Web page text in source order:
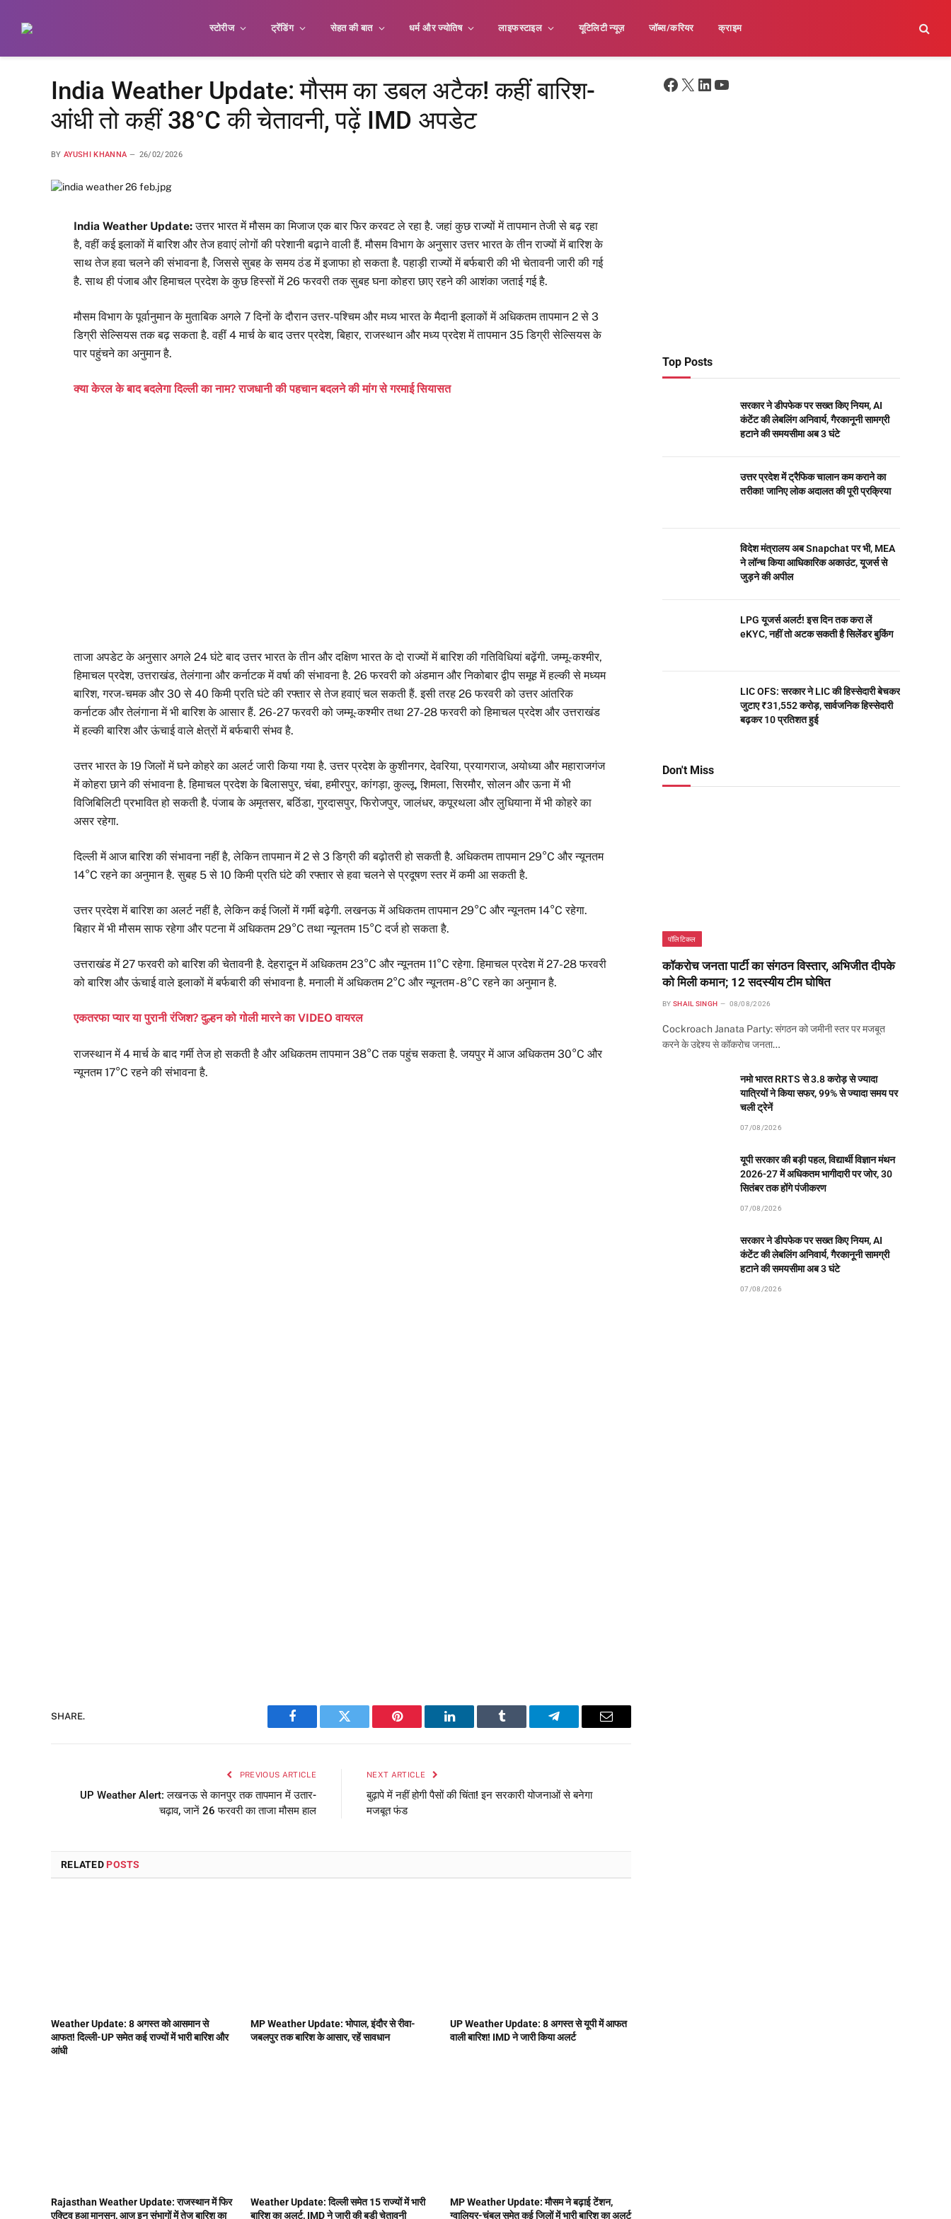
स्टोरीज ट्रेंडिंग सेहत की बात धर्म और ज्योतिष लाइफस्टाइल यूटिलिटी न्यूज़ जॉब्स/करियर क्राइम
India Weather Update: मौसम का डबल अटैक! कहीं बारिश-
आंधी तो कहीं 38°C की चेतावनी, पढ़ें IMD अपडेट
BY AYUSHI KHANNA 26/02/2026
India Weather Update:उत्तर भारत में मौसम का मिजाज एक बार फिर करवट ले रहा है. जहां कुछ राज्यों में तापमान तेजी से बढ़ रहा
है, वहीं कई इलाकों में बारिश और तेज हवाएं लोगों की परेशानी बढ़ाने वाली हैं. मौसम विभाग के अनुसार उत्तर भारत के तीन राज्यों में बारिश के
साथ तेज हवा चलने की संभावना है, जिससे सुबह के समय ठंड में इजाफा हो सकता है. पहाड़ी राज्यों में बर्फबारी की भी चेतावनी जारी की गई
है. साथ ही पंजाब और हिमाचल प्रदेश के कुछ हिस्सों में 26 फरवरी तक सुबह घना कोहरा छाए रहने की आशंका जताई गई है.
मौसम विभाग के पूर्वानुमान के मुताबिक अगले 7 दिनों के दौरान उत्तर-पश्चिम और मध्य भारत के मैदानी इलाकों में अधिकतम तापमान 2 से 3
डिग्री सेल्सियस तक बढ़ सकता है. वहीं 4 मार्च के बाद उत्तर प्रदेश, बिहार, राजस्थान और मध्य प्रदेश में तापमान 35 डिग्री सेल्सियस के
पार पहुंचने का अनुमान है.
क्या केरल के बाद बदलेगा दिल्ली का नाम? राजधानी की पहचान बदलने की मांग से गरमाई सियासत
ताजा अपडेट के अनुसार अगले 24 घंटे बाद उत्तर भारत के तीन और दक्षिण भारत के दो राज्यों में बारिश की गतिविधियां बढ़ेंगी. जम्मू-कश्मीर,
हिमाचल प्रदेश, उत्तराखंड, तेलंगाना और कर्नाटक में वर्षा की संभावना है. 26 फरवरी को अंडमान और निकोबार द्वीप समूह में हल्की से मध्यम
बारिश, गरज-चमक और 30 से 40 किमी प्रति घंटे की रफ्तार से तेज हवाएं चल सकती हैं. इसी तरह 26 फरवरी को उत्तर आंतरिक
कर्नाटक और तेलंगाना में भी बारिश के आसार हैं. 26-27 फरवरी को जम्मू-कश्मीर तथा 27-28 फरवरी को हिमाचल प्रदेश और उत्तराखंड
में हल्की बारिश और ऊंचाई वाले क्षेत्रों में बर्फबारी संभव है.
उत्तर भारत के 19 जिलों में घने कोहरे का अलर्ट जारी किया गया है. उत्तर प्रदेश के कुशीनगर, देवरिया, प्रयागराज, अयोध्या और महाराजगंज
में कोहरा छाने की संभावना है. हिमाचल प्रदेश के बिलासपुर, चंबा, हमीरपुर, कांगड़ा, कुल्लू, शिमला, सिरमौर, सोलन और ऊना में भी
विजिबिलिटी प्रभावित हो सकती है. पंजाब के अमृतसर, बठिंडा, गुरदासपुर, फिरोजपुर, जालंधर, कपूरथला और लुधियाना में भी कोहरे का
असर रहेगा.
दिल्ली में आज बारिश की संभावना नहीं है, लेकिन तापमान में 2 से 3 डिग्री की बढ़ोतरी हो सकती है. अधिकतम तापमान 29°C और न्यूनतम
14°C रहने का अनुमान है. सुबह 5 से 10 किमी प्रति घंटे की रफ्तार से हवा चलने से प्रदूषण स्तर में कमी आ सकती है.
उत्तर प्रदेश में बारिश का अलर्ट नहीं है, लेकिन कई जिलों में गर्मी बढ़ेगी. लखनऊ में अधिकतम तापमान 29°C और न्यूनतम 14°C रहेगा.
बिहार में भी मौसम साफ रहेगा और पटना में अधिकतम 29°C तथा न्यूनतम 15°C दर्ज हो सकता है.
उत्तराखंड में 27 फरवरी को बारिश की चेतावनी है. देहरादून में अधिकतम 23°C और न्यूनतम 11°C रहेगा. हिमाचल प्रदेश में 27-28 फरवरी
को बारिश और ऊंचाई वाले इलाकों में बर्फबारी की संभावना है. मनाली में अधिकतम 2°C और न्यूनतम -8°C रहने का अनुमान है.
एकतरफा प्यार या पुरानी रंजिश? दुल्हन को गोली मारने का VIDEO वायरल
राजस्थान में 4 मार्च के बाद गर्मी तेज हो सकती है और अधिकतम तापमान 38°C तक पहुंच सकता है. जयपुर में आज अधिकतम 30°C और
न्यूनतम 17°C रहने की संभावना है.
SHARE.
Facebook Twitter Pinterest LinkedIn Tumblr Telegram Email
PREVIOUS ARTICLE
UP Weather Alert: लखनऊ से कानपुर तक तापमान में उतार-
चढ़ाव, जानें 26 फरवरी का ताजा मौसम हाल
NEXT ARTICLE
बुढ़ापे में नहीं होगी पैसों की चिंता! इन सरकारी योजनाओं से बनेगा
मजबूत फंड
RELATED POSTS
Weather Update: 8 अगस्त को आसमान से
आफत! दिल्ली-UP समेत कई राज्यों में भारी बारिश और
आंधी
MP Weather Update: भोपाल, इंदौर से रीवा-
जबलपुर तक बारिश के आसार, रहें सावधान
UP Weather Update: 8 अगस्त से यूपी में आफत
वाली बारिश! IMD ने जारी किया अलर्ट
Rajasthan Weather Update: राजस्थान में फिर
एक्टिव हुआ मानसून, आज इन संभागों में तेज बारिश का
Weather Update: दिल्ली समेत 15 राज्यों में भारी
बारिश का अलर्ट, IMD ने जारी की बड़ी चेतावनी
MP Weather Update: मौसम ने बढ़ाई टेंशन,
ग्वालियर-चंबल समेत कई जिलों में भारी बारिश का अलर्ट
Facebook
X LinkedIn
YouTube
Top Posts
सरकार ने डीपफेक पर सख्त किए नियम, AI
कंटेंट की लेबलिंग अनिवार्य, गैरकानूनी सामग्री
हटाने की समयसीमा अब 3 घंटे
उत्तर प्रदेश में ट्रैफिक चालान कम कराने का
तरीका! जानिए लोक अदालत की पूरी प्रक्रिया
विदेश मंत्रालय अब Snapchat पर भी, MEA
ने लॉन्च किया आधिकारिक अकाउंट, यूजर्स से
जुड़ने की अपील
LPG यूजर्स अलर्ट! इस दिन तक करा लें
eKYC, नहीं तो अटक सकती है सिलेंडर बुकिंग
LIC OFS: सरकार ने LIC की हिस्सेदारी बेचकर
जुटाए ₹31,552 करोड़, सार्वजनिक हिस्सेदारी
बढ़कर 10 प्रतिशत हुई
Don't Miss
पॉलिटिकल
कॉकरोच जनता पार्टी का संगठन विस्तार, अभिजीत दीपके
को मिली कमान; 12 सदस्यीय टीम घोषित
BY SHAIL SINGH 08/08/2026
Cockroach Janata Party: संगठन को जमीनी स्तर पर मजबूत
करने के उद्देश्य से कॉकरोच जनता…
नमो भारत RRTS से 3.8 करोड़ से ज्यादा
यात्रियों ने किया सफर, 99% से ज्यादा समय पर
चली ट्रेनें
07/08/2026
यूपी सरकार की बड़ी पहल, विद्यार्थी विज्ञान मंथन
2026-27 में अधिकतम भागीदारी पर जोर, 30
सितंबर तक होंगे पंजीकरण
07/08/2026
सरकार ने डीपफेक पर सख्त किए नियम, AI
कंटेंट की लेबलिंग अनिवार्य, गैरकानूनी सामग्री
हटाने की समयसीमा अब 3 घंटे
07/08/2026